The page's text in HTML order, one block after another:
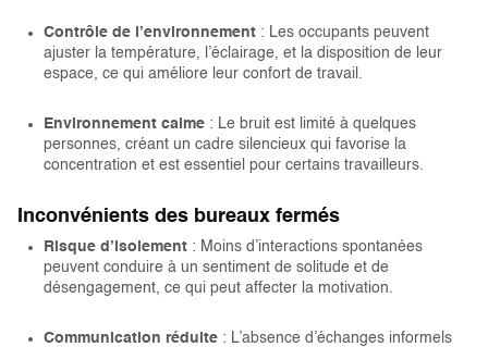
Contrôle de l’environnement : Les occupants peuvent
ajuster la température, l’éclairage, et la disposition de leur
espace, ce qui améliore leur confort de travail.
Environnement calme : Le bruit est limité à quelques
personnes, créant un cadre silencieux qui favorise la
concentration et est essentiel pour certains travailleurs.
Inconvénients des bureaux fermés
Risque d’isolement : Moins d’interactions spontanées
peuvent conduire à un sentiment de solitude et de
désengagement, ce qui peut affecter la motivation.
Communication réduite : L’absence d’échanges informels